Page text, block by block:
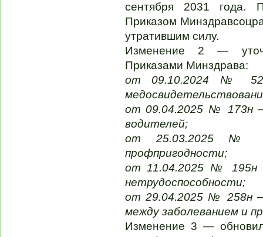
сентября 2031 года.
Приказом
утратившим силу.
Изменение 2 —
Приказами Минздрава:
от 09.10.2024 №
от 09.04.2025 № 173н —
водителей;
от 25.03.2025 №
профпригодности;
от 11.04.2025 № 195н
нетрудоспособности;
от 29.04.2025 № 258н —
между заболеванием и
Изменение 3 —